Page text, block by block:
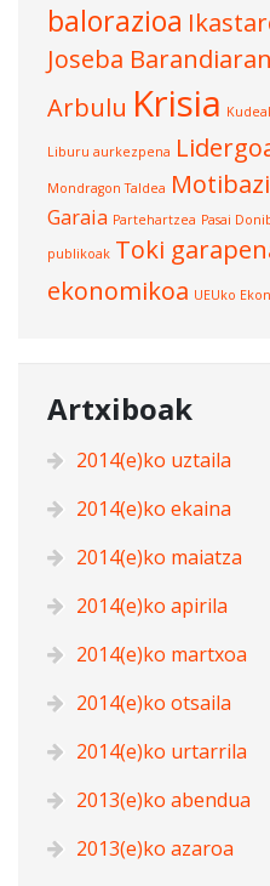
balorazioa
Joseba Barandiaran
Arbulu Krisia
Liburu aurkezpena
Mondragon Taldea
Garaia Partehartzea Pasai
publikoak Toki
ekonomikoa UEUko
Artxiboak
2014(e)ko uztaila
2014(e)ko ekaina
2014(e)ko maiatza
2014(e)ko apirila
2014(e)ko martxoa
2014(e)ko otsaila
2014(e)ko urtarrila
2013(e)ko abendua
2013(e)ko azaroa